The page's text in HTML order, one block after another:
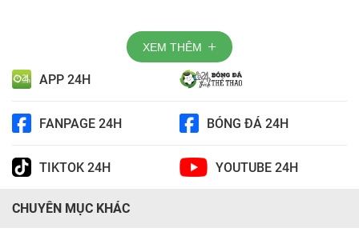
XEM THÊM
APP 24H
FANPAGE 24H BÓNG ĐÁ 24H
TIKTOK 24H YOUTUBE 24H
CHUYÊN MỤC KHÁC